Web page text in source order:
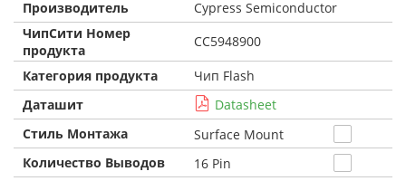
Производитель
Cypress Semiconductor
ЧипСити Номер
продукта
CC5948900
Категория продукта
Чип Flash
Даташит
Datasheet
Стиль Монтажа
Surface Mount
Количество Выводов
16 Pin